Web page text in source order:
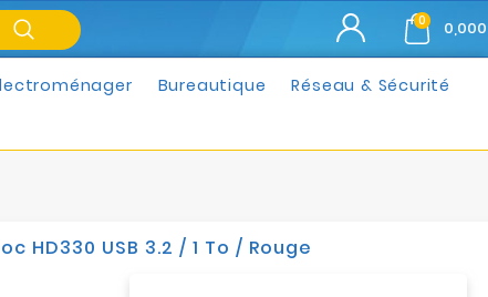
0
Bureautique Réseau & Sécurité
HD330 USB 3.2 / 1 To / Rouge